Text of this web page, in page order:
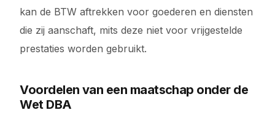
kan de BTW aftrekken voor goederen en diensten
die zij aanschaft, mits deze niet voor vrijgestelde
prestaties worden gebruikt.
Voordelen van een maatschap onder de
Wet DBA